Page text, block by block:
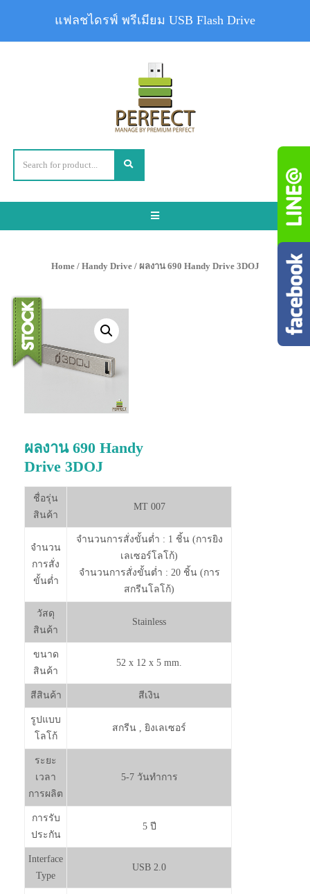
Toggle
Home/ Handy Drive/ ผลงาน 690 Handy Drive 3DOJ
ผลงาน 690 Handy
Drive 3DOJ
ชื่อรุ่น
สินค้า
MT 007
จำนวน
การสั่ง
ขั้นต่ำ
จำนวนการสั่งขั้นต่ำ : 1 ชิ้น (การยิง
เลเซอร์โลโก้)
จำนวนการสั่งขั้นต่ำ : 20 ชิ้น (การ
สกรีนโลโก้)
วัสดุ
สินค้า
Stainless
ขนาด
สินค้า
52 x 12 x 5 mm.
สีสินค้า สีเงิน
รูปแบบ
โลโก้
สกรีน , ยิงเลเซอร์
ระยะ
เวลา
การผลิต
5-7 วันทำการ
การรับ
ประกัน
5 ปี
Interface
Type
USB 2.0
แฟลชไดรฟ์ พรีเมียม USB Flash Drive